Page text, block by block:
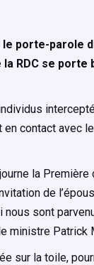
le porte-parole
RDC se porte
contact avec
la
de
sont
ministre Patrick
sur la toile,